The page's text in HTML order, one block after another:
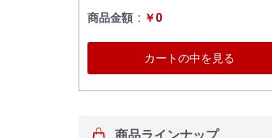
商品金額 ￥0
カートの中を見る